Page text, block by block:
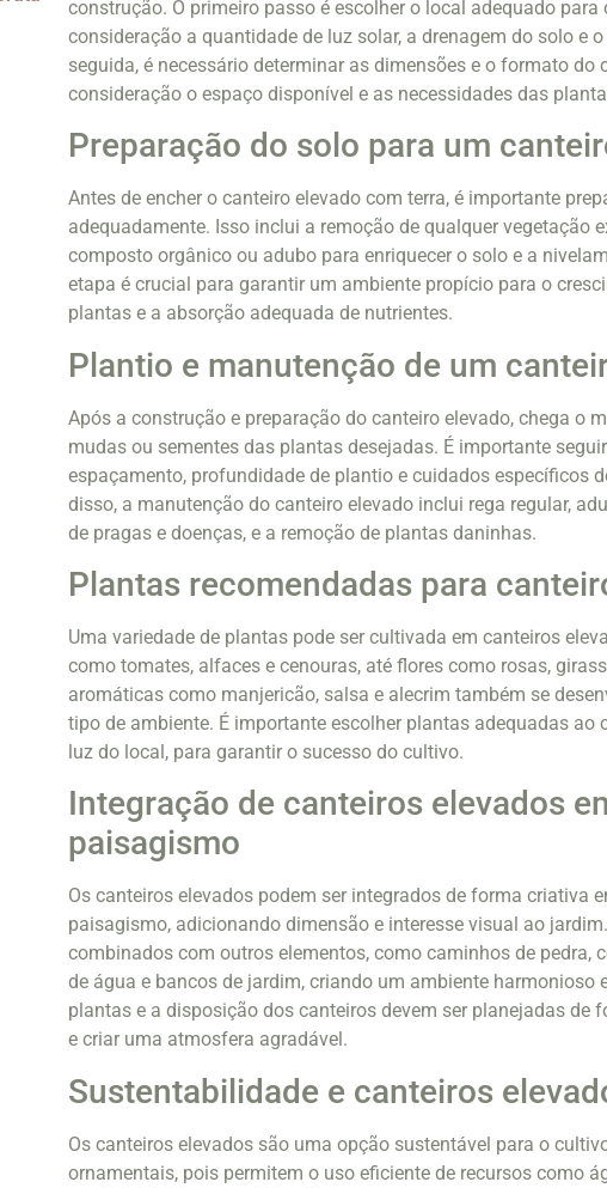
construção. O primeiro passo é escolher o local adequado para
consideração a quantidade de luz solar, a drenagem do solo e
seguida, é necessário determinar as dimensões e o formato do
consideração o espaço disponível e as necessidades das
Preparação do solo para um
Antes de encher o canteiro elevado com terra, é importante
adequadamente. Isso inclui a remoção de qualquer vegetação
composto orgânico ou adubo para enriquecer o solo e a
etapa é crucial para garantir um ambiente propício para o
plantas e a absorção adequada de nutrientes.
Plantio e manutenção de um
Após a construção e preparação do canteiro elevado, chega o
mudas ou sementes das plantas desejadas. É importante
espaçamento, profundidade de plantio e cuidados específicos
disso, a manutenção do canteiro elevado inclui rega regular,
de pragas e doenças, e a remoção de plantas daninhas.
Plantas recomendadas para
Uma variedade de plantas pode ser cultivada em canteiros
como tomates, alfaces e cenouras, até flores como rosas,
aromáticas como manjericão, salsa e alecrim também se
tipo de ambiente. É importante escolher plantas adequadas ao
luz do local, para garantir o sucesso do cultivo.
Integração de canteiros elevados
paisagismo
Os canteiros elevados podem ser integrados de forma criativa
paisagismo, adicionando dimensão e interesse visual ao
combinados com outros elementos, como caminhos de pedra,
de água e bancos de jardim, criando um ambiente harmonioso
plantas e a disposição dos canteiros devem ser planejadas de
e criar uma atmosfera agradável.
Sustentabilidade e canteiros
Os canteiros elevados são uma opção sustentável para o
ornamentais, pois permitem o uso eficiente de recursos como